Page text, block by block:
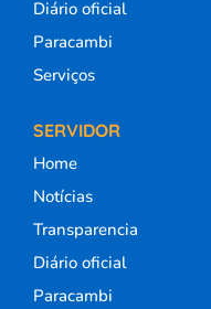
Diário oficial
Paracambi
Serviços
SERVIDOR
Home
Notícias
Transparencia
Diário oficial
Paracambi